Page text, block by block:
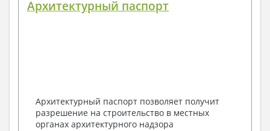
Архитектурный паспорт
Архитектурный паспорт позволяет получит
разрешение на строительство в местных
органах архитектурного надзора